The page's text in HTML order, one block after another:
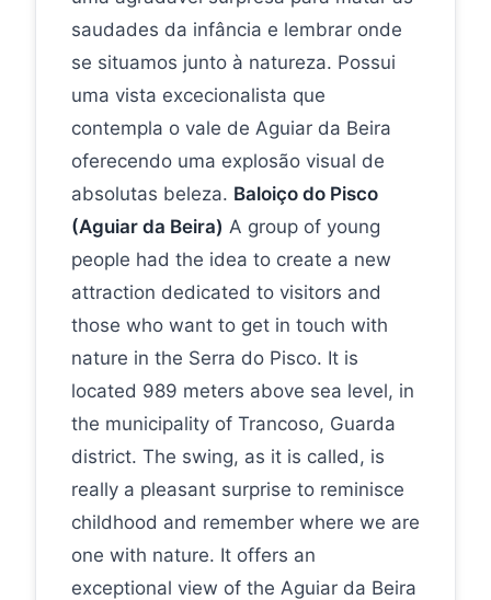
saudades da infância e lembrar onde
se situamos junto à natureza. Possui
uma vista excecionalista que
contempla o vale de Aguiar da Beira
oferecendo uma explosão visual de
absolutas beleza. Baloiço do Pisco
(Aguiar da Beira) A group of young
people had the idea to create a new
attraction dedicated to visitors and
those who want to get in touch with
nature in the Serra do Pisco. It is
located 989 meters above sea level, in
the municipality of Trancoso, Guarda
district. The swing, as it is called, is
really a pleasant surprise to reminisce
childhood and remember where we are
one with nature. It offers an
exceptional view of the Aguiar da Beira